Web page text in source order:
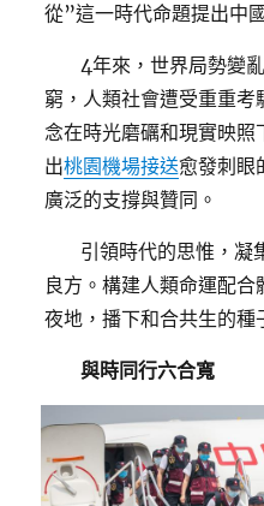
從”這一時代命題提出中
4年來，世界局勢變
窮，人類社會遭受重重
念在時光磨礪和現實映照
出桃園機場接送愈發刺眼
廣泛的支撐與贊同。
引領時代的思惟，凝
良方。構建人類命運配
夜地，播下和合共生的種
與時同行六合寬